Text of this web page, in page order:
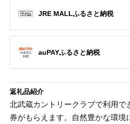
JRE MALLふるさと納税
auPAYふるさと納税
返礼品紹介
北武蔵カントリークラブで利用で
券がもらえます。自然豊かな環境